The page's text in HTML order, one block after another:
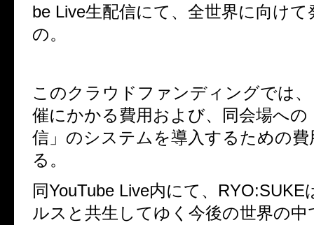
be Live生配信にて、全世界に向け
の。
このクラウドファンディングでは
催にかかる費用および、同会場への
信」のシステムを導入するための費
る。
同YouTube Live内にて、 RYO:SUKE
ルスと共生してゆく今後の世界の中